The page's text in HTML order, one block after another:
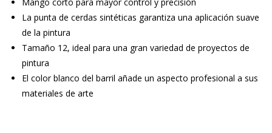
La punta de cerdas sintéticas garantiza una aplicación suave
de la pintura
Tamaño 12, ideal para una gran variedad de proyectos de
pintura
El color blanco del barril añade un aspecto profesional a sus
materiales de arte